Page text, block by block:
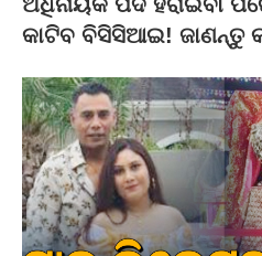
କାଟିବ ବିସିସିଆଇ! ଜାଣନ୍ତୁ